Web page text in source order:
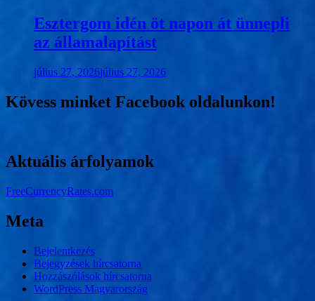
Esztergom idén öt napon át ünnepli
az államalapítást
július 27, 2026július 27, 2026
Kövess minket Facebook oldalunkon!
Aktuális árfolyamok
FreeCurrencyRates.com
Meta
Bejelentkezés
Bejegyzések hírcsatorna
Hozzászólások hírcsatorna
WordPress Magyarország